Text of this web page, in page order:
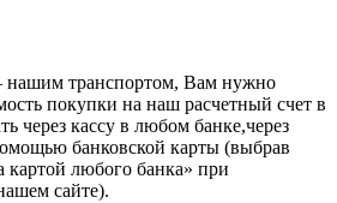
нашим транспортом, Вам нужно
покупки на наш расчетный счет в
через кассу в любом банке,через
банковской карты (выбрав
картой любого банка» при
сайте).